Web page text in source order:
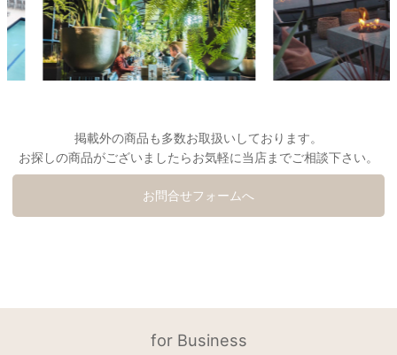
掲載外の商品も多数お取扱いしております。
お探しの商品がございましたらお気軽に当店までご相談下さい。
お問合せフォームへ
for Business